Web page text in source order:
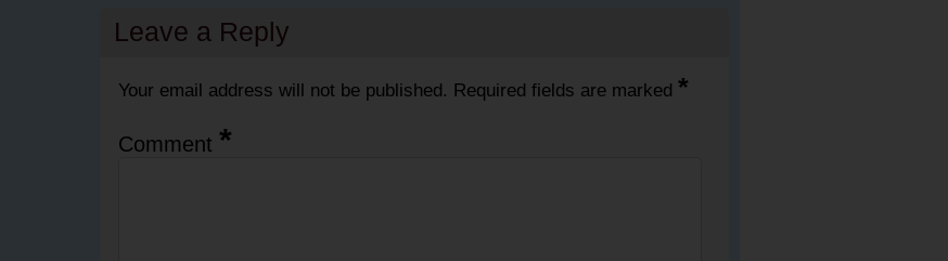
Leave a Reply
Your email address will not be published. Required fields are marked *
Comment *